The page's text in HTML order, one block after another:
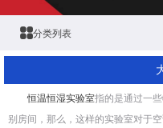
分类列表
恒温恒湿实验室指的是通过一
别房间，那么，这样的实验室对于